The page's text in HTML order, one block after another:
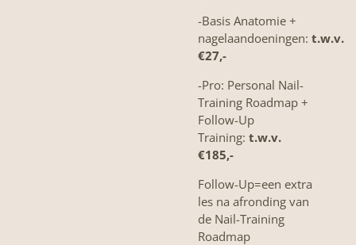
-Basis Anatomie +
nagelaandoeningen: t.w.v.
€27,-
-Pro: Personal Nail-
Training Roadmap +
Follow-Up
Training: t.w.v.
€185,-
Follow-Up=een extra
les na afronding van
de Nail-Training
Roadmap